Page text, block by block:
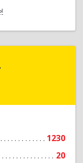
1230
20
Ю-Софт